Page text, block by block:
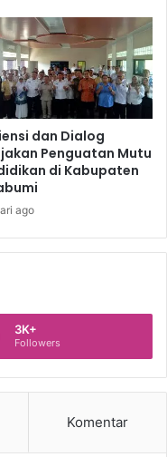
dan Dialog
Penguatan Mutu
di Kabupaten
ago
3K+
Followers
Komentar